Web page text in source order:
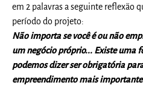
em 2 palavras a seguinte reflexão
período do projeto:
Não importa se você é ou não
um negócio próprio... Existe uma
podemos dizer ser obrigatória
empreendimento mais